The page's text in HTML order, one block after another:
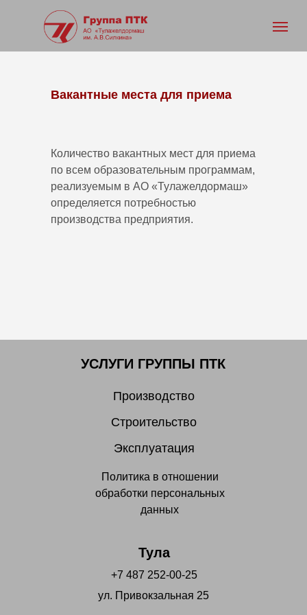
Вакантные места для приема
Количество вакантных мест для приема
по всем образовательным программам,
реализуемым в АО «Тулажелдормаш»
определяется потребностью
производства предприятия.
УСЛУГИ ГРУППЫ ПТК
Тула
Производство
Строительство
Эксплуатация
Политика в отношении
обработки персональных
данных
+7 487 252-00-25
ул. Привокзальная 25